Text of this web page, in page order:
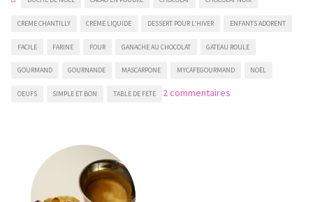
CREME CHANTILLY CREME LIQUIDE DESSERT POUR L'HIVER ENFANTS ADORENT
FACILE FARINE FOUR GANACHE AU CHOCOLAT GATEAU ROULE
GOURMAND GOURNANDE MASCARPONE MYCAFEGOURMAND NOËL
OEUFS SIMPLE ET BON TABLE DE FETE 2 commentairessur